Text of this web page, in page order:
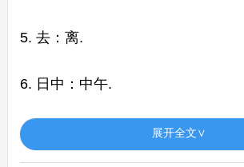
5. 去：离.
6. 日中：中午.
7. 车盖：古时车上的篷盖，像雨伞
展开全文∨